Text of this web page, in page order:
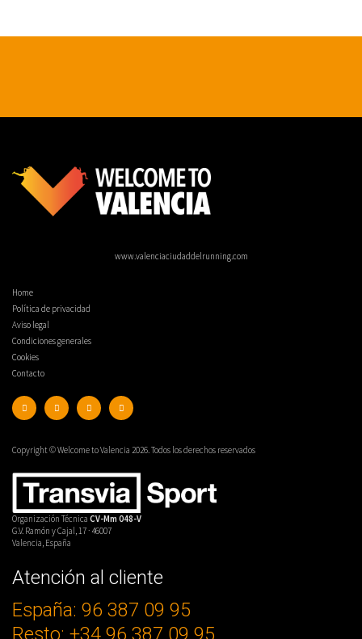
www.valenciaciudaddelrunning.com
Home
Política de privacidad
Aviso legal
Condiciones generales
Cookies
Contacto
Copyright © Welcome to Valencia 2026. Todos los derechos reservados
Organización Técnica CV-Mm 048-V
G.V. Ramón y Cajal, 17 · 46007
Valencia, España
Atención al cliente
España: 96 387 09 95
Resto: +34 96 387 09 95
Elige tu idioma